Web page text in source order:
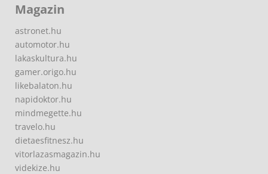
Magazin
astronet.hu
automotor.hu
lakaskultura.hu
gamer.origo.hu
likebalaton.hu
napidoktor.hu
mindmegette.hu
travelo.hu
dietaesfitnesz.hu
vitorlazasmagazin.hu
videkize.hu